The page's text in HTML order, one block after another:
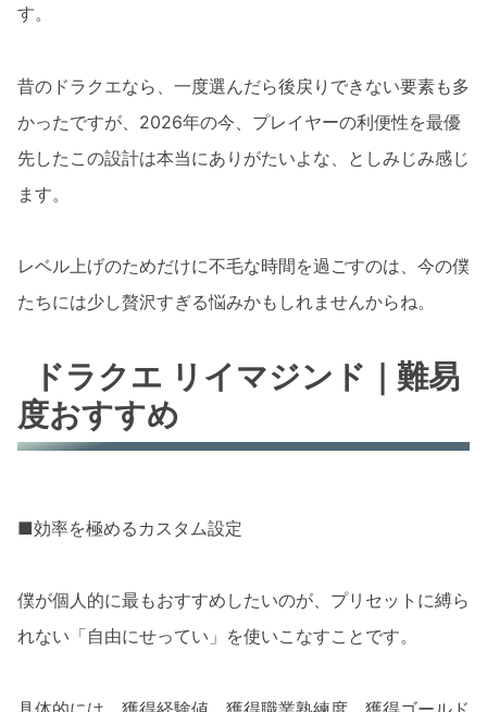
す。
昔のドラクエなら、一度選んだら後戻りできない要素も多
かったですが、2026年の今、プレイヤーの利便性を最優
先したこの設計は本当にありがたいよな、としみじみ感じ
ます。
レベル上げのためだけに不毛な時間を過ごすのは、今の僕
たちには少し贅沢すぎる悩みかもしれませんからね。
ドラクエ リイマジンド｜難易
度おすすめ
■効率を極めるカスタム設定
僕が個人的に最もおすすめしたいのが、プリセットに縛ら
れない「自由にせってい」を使いこなすことです。